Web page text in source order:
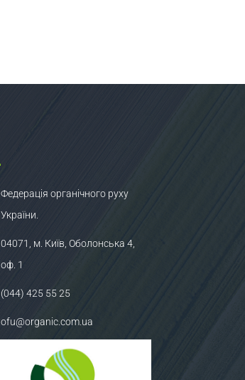
Федерація органічного руху
України.
04071, м. Київ, Оболонська 4,
оф. 1
(044) 425 55 25
ofu@organic.com.ua